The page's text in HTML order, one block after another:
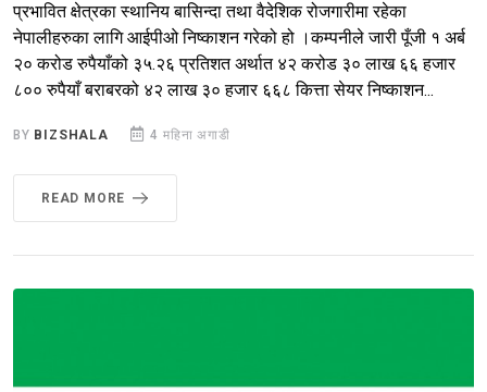
प्रभावित क्षेत्रका स्थानिय बासिन्दा तथा वैदेशिक रोजगारीमा रहेका
नेपालीहरुका लागि आईपीओ निष्काशन गरेको हो ।कम्पनीले जारी पूँजी १ अर्ब
२० करोड रुपैयाँको ३५.२६ प्रतिशत अर्थात ४२ करोड ३० लाख ६६ हजार
८०० रुपैयाँ बराबरको ४२ लाख ३० हजार ६६८ कित्ता सेयर निष्काशन...
BY BIZSHALA 4 महिना अगाडी
READ MORE